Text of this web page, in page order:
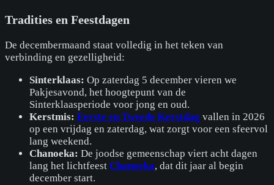
Tradities en Feestdagen
De decembermaand staat volledig in het teken van
verbinding en gezelligheid:
Sinterklaas: Op zaterdag 5 december vieren we
Pakjesavond, het hoogtepunt van de
Sinterklaasperiode voor jong en oud.
Kerstmis: Eerste en Tweede Kerstdag vallen in 2026
op een vrijdag en zaterdag, wat zorgt voor een sfeervol
lang weekend.
Chanoeka: De joodse gemeenschap viert acht dagen
lang het lichtfeest Chanoeka, dat dit jaar al begin
december start.